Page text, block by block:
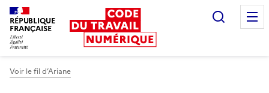
RÉPUBLIQUE
FRANÇAISE
Voir le fil d’Ariane